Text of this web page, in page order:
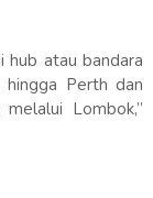
hub atau bandara
Perth dan
Lombok,”